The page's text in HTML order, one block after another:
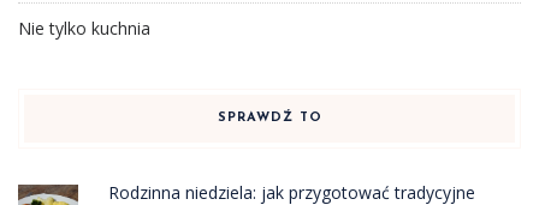
Nie tylko kuchnia
SPRAWDŹ TO
Rodzinna niedziela: jak przygotować tradycyjne